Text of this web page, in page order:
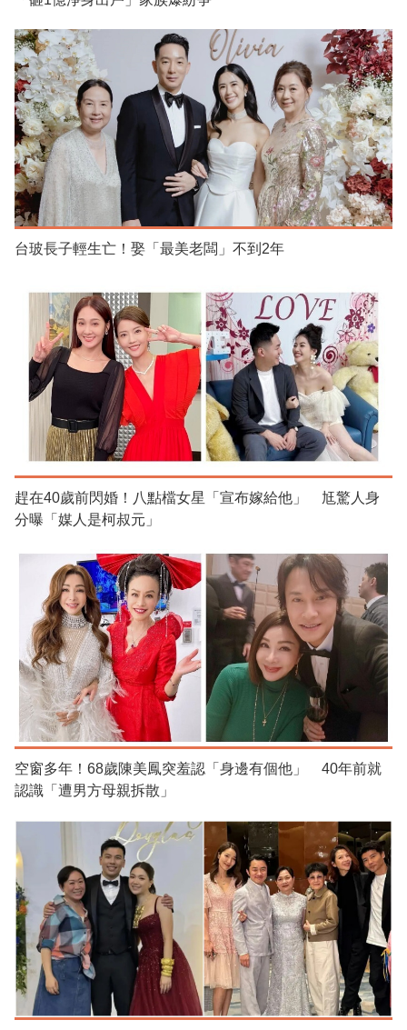
台玻長子輕生亡！娶「最美老闆」不到2年
趕在40歲前閃婚！八點檔女星「宣布嫁給他」 尪驚人身
分曝「媒人是柯叔元」
空窗多年！68歲陳美鳳突羞認「身邊有個他」 40年前就
認識「遭男方母親拆散」